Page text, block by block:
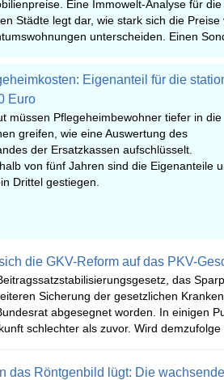
Eine Immowelt-Analyse für die
Städte legt dar, wie stark sich die Preise
unterscheiden. Einen
Eigenanteil für die
Euro
müssen Pflegeheimbewohner tiefer in die
greifen, wie eine Auswertung des
der Ersatzkassen aufschlüsselt.
von fünf Jahren sind die Eigenanteile
Drittel gestiegen.
die GKV-Reform auf das PKV-
das
Sicherung der gesetzlichen
abgesegnet worden. In einigen
schlechter als zuvor. Wird
das Röntgenbild lügt: Die